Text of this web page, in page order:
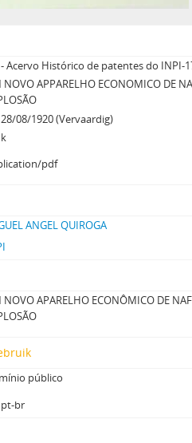
- Acervo Histórico de patentes do INPI-
NOVO APPARELHO ECONOMICO DE
28/08/1920 (Vervaardig)
pdf
ANGEL QUIROGA
NOVO APARELHO ECONÔMICO DE
público
pt-br